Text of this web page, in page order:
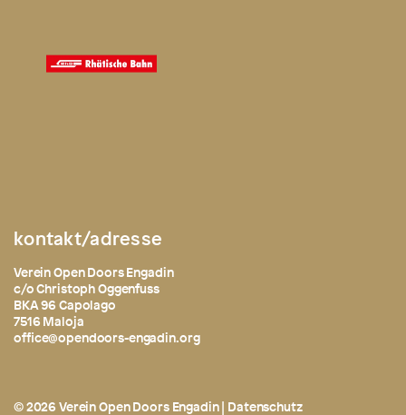
kontakt/adresse
Verein Open Doors Engadin
c/o Christoph Oggenfuss
BKA 96 Capolago
7516 Maloja
office@opendoors-engadin.org
© 2026 Verein Open Doors Engadin | Datenschutz